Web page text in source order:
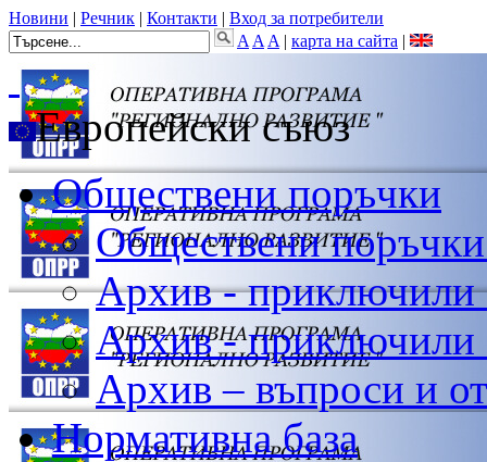
Новини | Речник | Контакти | Вход за потребители
A A A | карта на сайта |
Европейски съюз
Обществени поръчки
Обществени
Архив -
Архив -
Архив – въпроси и
Нормативна база